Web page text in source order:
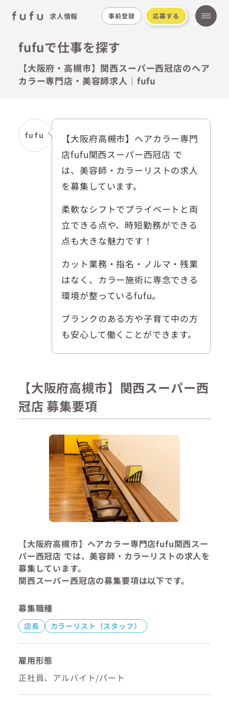
求人情報 事前登録 応募する
fufuで仕事を探す
【大阪府・高槻市】関西スーパー西冠店のヘア
カラー専門店・美容師求人｜fufu
fufu
【大阪府高槻市】ヘアカラー専門
店fufu関西スーパー西冠店 で
は、美容師・カラーリストの求人
を募集しています。
柔軟なシフトでプライベートと両
立できる点や、時短勤務ができる
点も大きな魅力です！
カット業務・指名・ノルマ・残業
はなく、カラー施術に専念できる
環境が整っているfufu。
ブランクのある方や子育て中の方
も安心して働くことができます。
【大阪府高槻市】関西スーパー西
冠店 募集要項
【大阪府高槻市】ヘアカラー専門店fufu関西スー
パー西冠店 では、美容師・カラーリストの求人を
募集しています。
関西スーパー西冠店の募集要項は以下です。
募集職種
店長 カラーリスト（スタッフ）
雇用形態
正社員、アルバイト/パート